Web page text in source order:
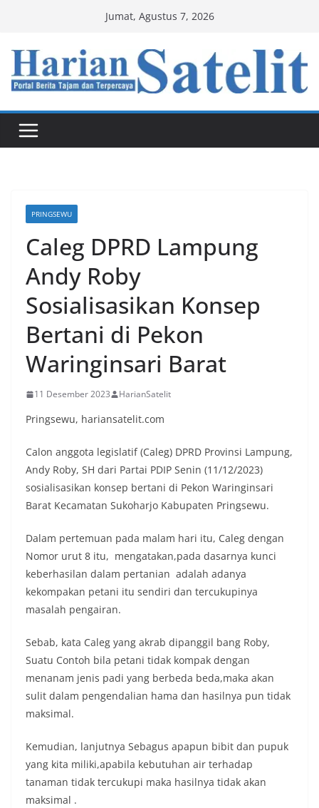
content
Jumat, Agustus 7, 2026
PRINGSEWU
Caleg DPRD Lampung
Andy Roby
Sosialisasikan Konsep
Bertani di Pekon
Waringinsari Barat
11 Desember 2023 HarianSatelit
Pringsewu, hariansatelit.com
Calon anggota legislatif (Caleg) DPRD Provinsi Lampung,
Andy Roby, SH dari Partai PDIP Senin (11/12/2023)
sosialisasikan konsep bertani di Pekon Waringinsari
Barat Kecamatan Sukoharjo Kabupaten Pringsewu.
Dalam pertemuan pada malam hari itu, Caleg dengan
Nomor urut 8 itu, mengatakan,pada dasarnya kunci
keberhasilan dalam pertanian adalah adanya
kekompakan petani itu sendiri dan tercukupinya
masalah pengairan.
Sebab, kata Caleg yang akrab dipanggil bang Roby,
Suatu Contoh bila petani tidak kompak dengan
menanam jenis padi yang berbeda beda,maka akan
sulit dalam pengendalian hama dan hasilnya pun tidak
maksimal.
Kemudian, lanjutnya Sebagus apapun bibit dan pupuk
yang kita miliki,apabila kebutuhan air terhadap
tanaman tidak tercukupi maka hasilnya tidak akan
maksimal .